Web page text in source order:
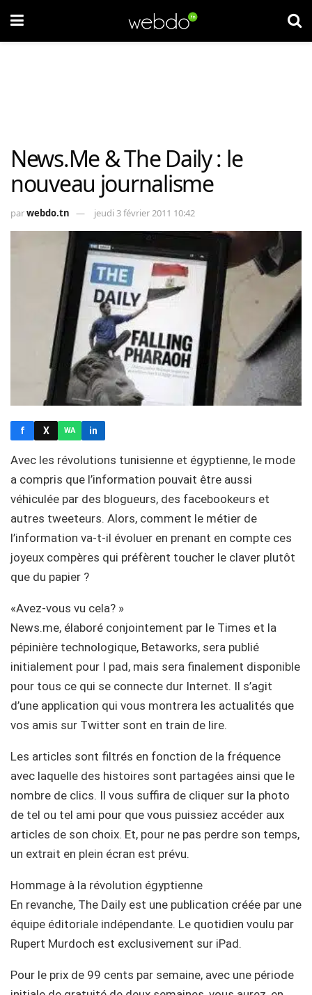
News.Me & The Daily : le
nouveau journalisme
parwebdo.tn jeudi 3 février 2011 10:42
f X WA in
Avec les révolutions tunisienne et égyptienne, le mode
a compris que l’information pouvait être aussi
véhiculée par des blogueurs, des facebookeurs et
autres tweeteurs. Alors, comment le métier de
l’information va-t-il évoluer en prenant en compte ces
joyeux compères qui préfèrent toucher le claver plutôt
que du papier ?
«Avez-vous vu cela? »
News.me, élaboré conjointement par le Times et la
pépinière technologique, Betaworks, sera publié
initialement pour I pad, mais sera finalement disponible
pour tous ce qui se connecte dur Internet. Il s’agit
d’une application qui vous montrera les actualités que
vos amis sur Twitter sont en train de lire.
Les articles sont filtrés en fonction de la fréquence
avec laquelle des histoires sont partagées ainsi que le
nombre de clics. Il vous suffira de cliquer sur la photo
de tel ou tel ami pour que vous puissiez accéder aux
articles de son choix. Et, pour ne pas perdre son temps,
un extrait en plein écran est prévu.
Hommage à la révolution égyptienne
En revanche, The Daily est une publication créée par une
équipe éditoriale indépendante. Le quotidien voulu par
Rupert Murdoch est exclusivement sur iPad.
Pour le prix de 99 cents par semaine, avec une période